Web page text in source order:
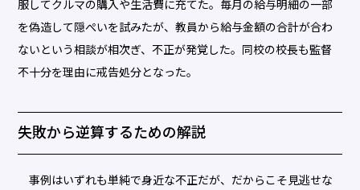
服してクルマの購入や生活費に充てた。毎月の給与明細の一部
を偽造して隠ぺいを試みたが、教員から給与金額の合計が合わ
ないという相談が相次ぎ、不正が発覚した。同校の校長も監督
不十分を理由に戒告処分となった。
失敗から逆算するための解説
事例はいずれも単純で身近な不正だが、だからこそ見逃せな